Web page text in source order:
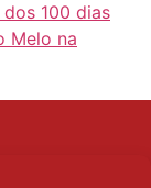
100 dias
Melo na